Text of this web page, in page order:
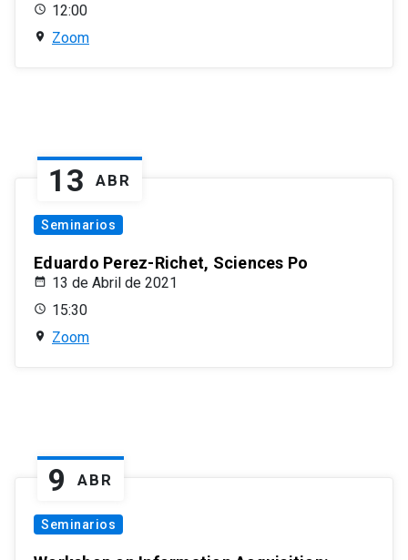
12:00
Zoom
13 ABR
Seminarios
Eduardo Perez-Richet, Sciences Po
13 de Abril de 2021
15:30
Zoom
9 ABR
Seminarios